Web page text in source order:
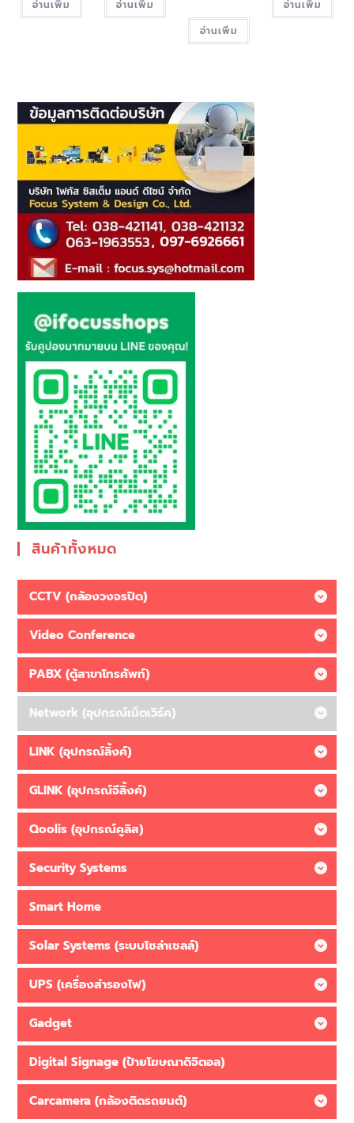
อ่านเพิ่ม
อ่านเพิ่ม
อ่านเพิ่ม
อ่านเพิ่ม
สินค้าทั้งหมด
CCTV (กล้องวงจรปิด)
Video Conference
PABX (ตู้สาขาโทรศัพท์)
Network (อุปกรณ์เน็ตเวิร์ค)
LINK (อุปกรณ์ลิ้งค์)
GLINK (อุปกรณ์จีลิ้งค์)
Qoolis (อุปกรณ์คูลิส)
Security Systems
Smart Home
Solar Systems (ระบบโซล่าเซลล์)
UPS (เครื่องสำรองไฟ)
Gadget
Digital Signage (ป้ายโฆษณาดิจิตอล)
Carcamera (กล้องติดรถยนต์)